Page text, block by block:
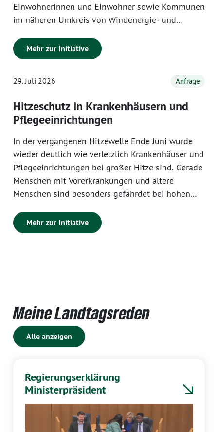
Einwohnerinnen und Einwohner sowie Kommunen
im näheren Umkreis von Windenergie- und
Wertschöpfung beteiligen können. Der
Anwendungsbereich und die Regelungen des
Ausbau der Wind- und Solarenergie unter
Einwohner sowie der Kommunen gewährleistet
wird.
Mehr zur Initiative
29. Juli 2026 Anfrage
Hitzeschutz in Krankenhäusern und
Pflegeeinrichtungen
In der vergangenen Hitzewelle Ende Juni wurde
wieder deutlich wie verletzlich Krankenhäuser und
Pflegeeinrichtungen bei großer Hitze sind. Gerade
Menschen mit Vorerkrankungen und ältere
Menschen sind besonders gefährdet bei hohen
diese Menschen in den Krankenhäusern und
Pflegeeinrichtungen besonders zu schützen. Auch
investieren, es fehlen ihnen jedoch oft die nötigen
finanziellen Mittel.
Mehr zur Initiative
Meine Landtagsreden
Alle anzeigen
Regierungserklärung
Ministerpräsident